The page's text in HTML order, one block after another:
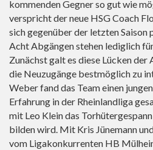
kommenden Gegner so gut wie
verspricht der neue HSG Coach
sich gegenüber der letzten Saison
Acht Abgängen stehen lediglich
Zunächst galt es diese Lücken der
die Neuzugänge bestmöglich zu
Weber fand das Team einen
Erfahrung in der Rheinlandliga
mit Leo Klein das
bilden wird. Mit Kris Jünemann
vom Ligakonkurrenten HB